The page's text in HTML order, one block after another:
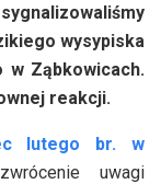
wysypiska
w Ząbkowicach.
reakcji.
lutego br. w
uwagi